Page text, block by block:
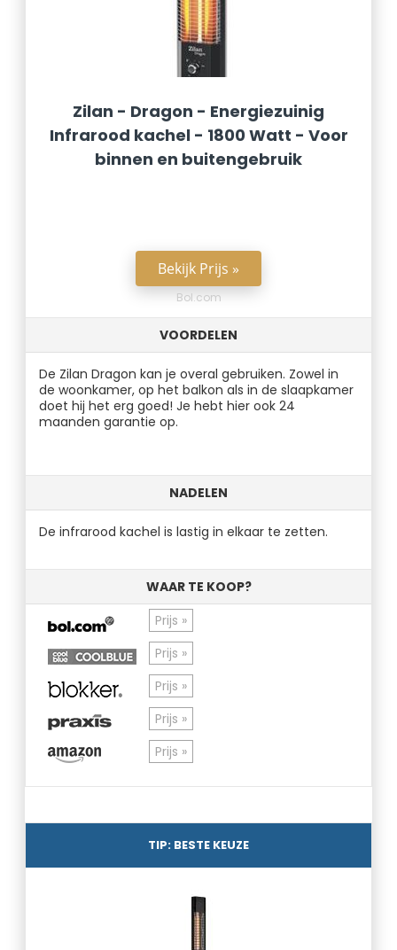
Zilan - Dragon - Energiezuinig
Infrarood kachel - 1800 Watt - Voor
binnen en buitengebruik
Bekijk Prijs »
Bol.com
VOORDELEN
De Zilan Dragon kan je overal gebruiken. Zowel in
de woonkamer, op het balkon als in de slaapkamer
doet hij het erg goed! Je hebt hier ook 24
maanden garantie op.
NADELEN
De infrarood kachel is lastig in elkaar te zetten.
WAAR TE KOOP?
Prijs »
Prijs »
Prijs »
Prijs »
Prijs »
TIP: BESTE KEUZE